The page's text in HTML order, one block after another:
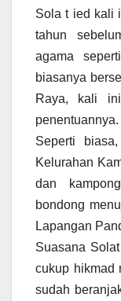
Sola t ied kali
tahun
agama
biasanya
Raya, kali
penentuannya.
Seperti
Kelurahan
dan
bondong
Lapangan
Suasana
cukup hikmad
sudah